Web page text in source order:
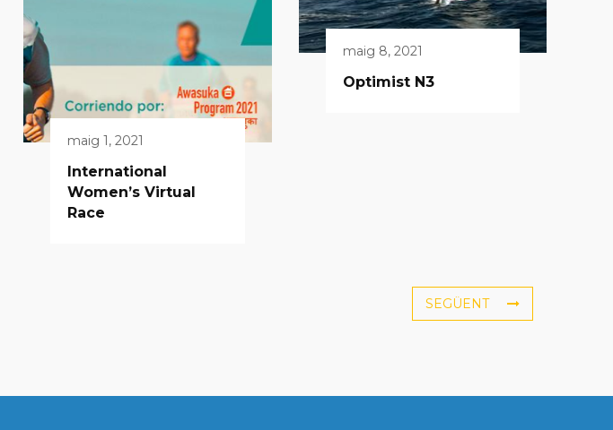
maig 1, 2021
International
Women’s Virtual
Race
maig 8, 2021
Optimist N3
SEGÜENT